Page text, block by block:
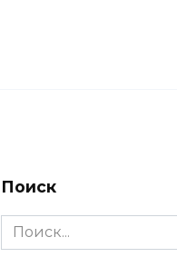
Поиск
Search
for: